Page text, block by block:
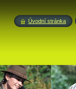
Úvodní stránka